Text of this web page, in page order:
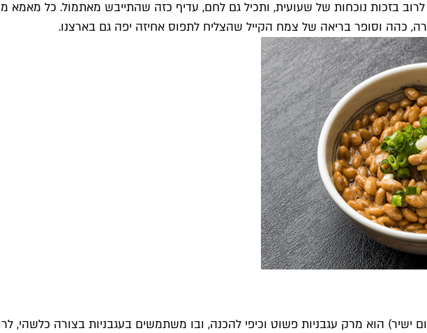
לרוב בזכות נוכחות של שעועית, ותכיל גם לחם, עדיף כזה שהתייבש מאתמול. כל
כהה וסופר בריאה של צמח הקייל שהצליח לתפוס אחיזה יפה גם בארצנו.
ישיר) הוא מרק עגבניות פשוט וכיפי להכנה, ובו משתמשים בעגבניות בצורה כלשהי,